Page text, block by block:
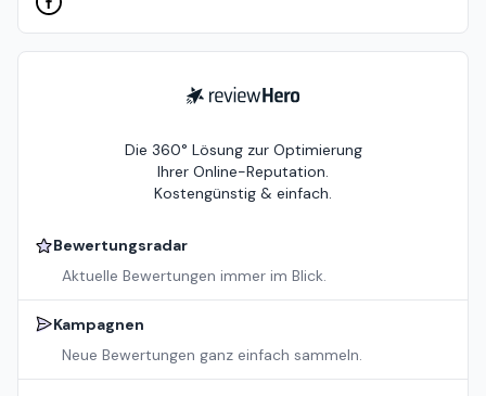
ReviewHero
Die 360° Lösung zur Optimierung
Ihrer Online-Reputation.
Kostengünstig & einfach.
Bewertungsradar
Aktuelle Bewertungen immer im Blick.
Kampagnen
Neue Bewertungen ganz einfach sammeln.